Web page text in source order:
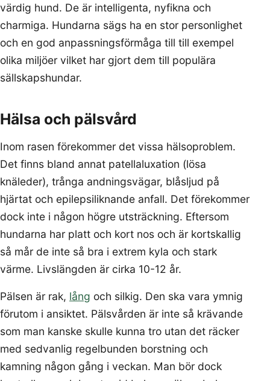
värdig hund. De är intelligenta, nyfikna och
charmiga. Hundarna sägs ha en stor personlighet
och en god anpassningsförmåga till till exempel
olika miljöer vilket har gjort dem till populära
sällskapshundar.
Hälsa och pälsvård
Inom rasen förekommer det vissa hälsoproblem.
Det finns bland annat patellaluxation (lösa
knäleder), trånga andningsvägar, blåsljud på
hjärtat och epilepsiliknande anfall. Det förekommer
dock inte i någon högre utsträckning. Eftersom
hundarna har platt och kort nos och är kortskallig
så mår de inte så bra i extrem kyla och stark
värme. Livslängden är cirka 10-12 år.
Pälsen är rak, lång och silkig. Den ska vara ymnig
förutom i ansiktet. Pälsvården är inte så krävande
som man kanske skulle kunna tro utan det räcker
med sedvanlig regelbunden borstning och
kamning någon gång i veckan. Man bör dock